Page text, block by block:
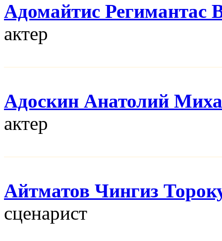
Адомайтис Регимантас
актер
Адоскин Анатолий
актер
Айтматов Чингиз
сценарист